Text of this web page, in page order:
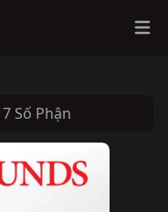
7 Số Phận